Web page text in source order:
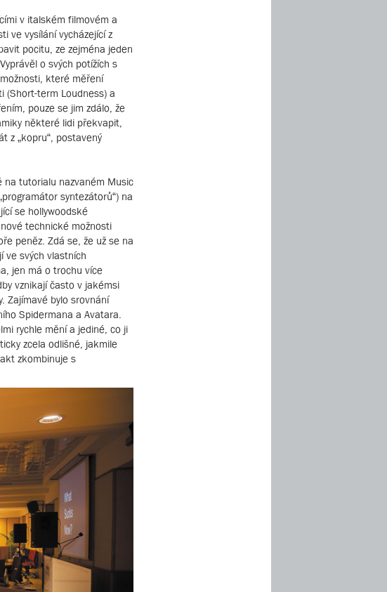
v italském filmovém a
ve vysílání vycházející z
pocitu, ze zejména jeden
o svých potížích s
které měření
(Short-term Loudness) a
pouze se jim zdálo, že
některé lidi překvapit,
z „kopru“, postavený
na tutorialu nazvaném Music
syntezátorů“) na
se hollywoodské
technické možnosti
peněz. Zdá se, že už se na
ve svých vlastních
jen má o trochu více
vznikají často v jakémsi
Zajímavé bylo srovnání
Spidermana a Avatara.
rychle mění a jediné, co ji
zcela odlišné, jakmile
zkombinuje s